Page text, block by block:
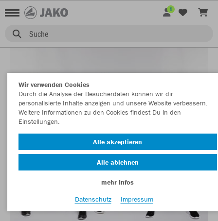
Suche
1
Wir verwenden Cookies
Durch die Analyse der Besucherdaten können wir dir
personalisierte Inhalte anzeigen und unsere Website verbessern.
Weitere Informationen zu den Cookies findest Du in den
Einstellungen.
Alle akzeptieren
Alle ablehnen
mehr Infos
Datenschutz
Impressum